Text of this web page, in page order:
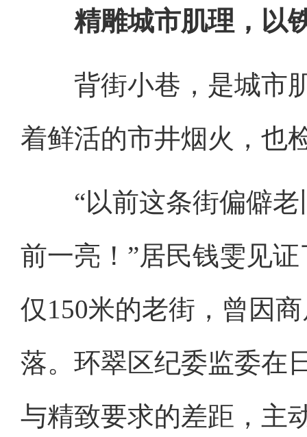
精雕城市肌理，以
背街小巷，是城市肌
着鲜活的市井烟火，也
“以前这条街偏僻老
前一亮！”居民钱雯见
仅150米的老街，曾因
落。环翠区纪委监委在
与精致要求的差距，主